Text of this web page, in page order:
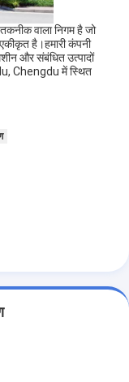
वाला निगम है जो
है।हमारी कंपनी
और संबंधित उत्पादों
Chengdu में स्थित